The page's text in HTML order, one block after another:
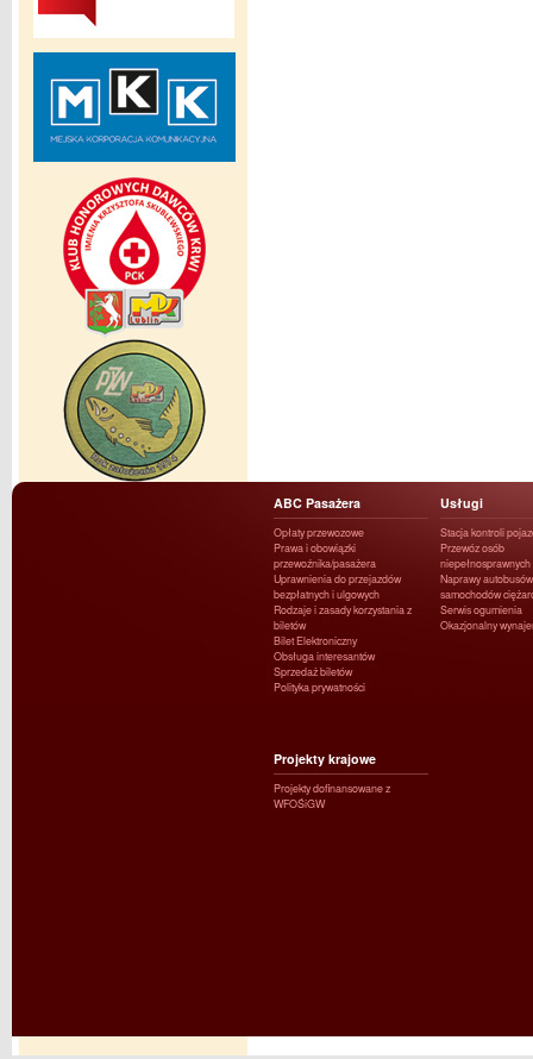
ABC Pasażera
Opłaty przewozowe
Prawa i obowiązki
przewoźnika/pasażera
Uprawnienia do przejazdów
bezpłatnych i ulgowych
Rodzaje i zasady korzystania z
biletów
Bilet Elektroniczny
Obsługa interesantów
Sprzedaż biletów
Polityka prywatności
Usługi
Stacja kontroli
Przewóz osób
niepełnosprawnych
Naprawy
samochodów
Serwis ogumienia
Okazjonalny
Projekty krajowe
Projekty dofinansowane z
WFOŚiGW